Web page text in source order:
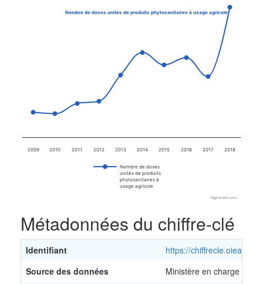
Line chart with 10 data points.
View as data table, Chiffre clé : Nombre de doses unités de
The chart has 1 Y axis displaying values. Data ranges from 88.4
Nombre de doses unités de produits phytosanitaires à usage agricole
Nombre de doses
unités de produits
phytosanitaires à
usage agricole
2009 2010 2011 2012 2013 2014 2015 2016 2017 2018
Highcharts.com
Métadonnées du chiffre-clé
Identifiant
https://chiffrecle.oieau.fr/
Source des données
Ministère en charge de